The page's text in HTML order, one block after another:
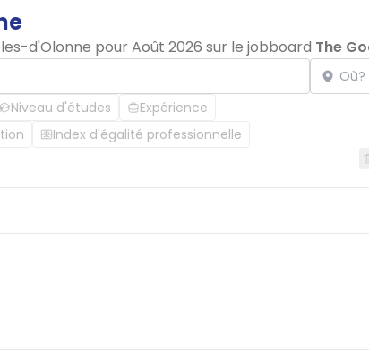
d'Olonne pour Août 2026 sur le jobboard The
Niveau d'études Expérience
Index d'égalité professionnelle